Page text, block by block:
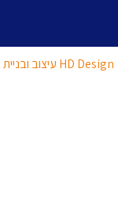
HD Design עיצוב ובניית אתרים